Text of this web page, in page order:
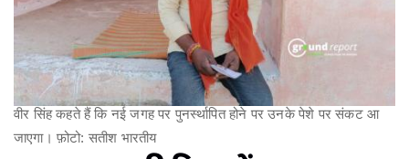
वीर सिंह कहते हैं कि नई जगह पर पुनर्स्थापित होने पर उनके पेशे पर संकट आ
जाएगा। फ़ोटो: सतीश भारतीय